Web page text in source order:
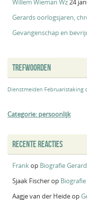
Willem Wieman Wz24
Gerards oorlogsjaren,
Gevangenschap en
TREFWOORDEN
Dienstmeiden Februaristaking
Categorie: persoonlijk
RECENTE REACTIES
Frankop Biografie
Sjaak Fischerop
Aagje van der Heideop